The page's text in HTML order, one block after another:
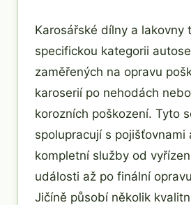
Karosářské dílny a lakovny
specifickou kategorii
zaměřených na opravu
karoserií po nehodách
korozních poškození. Tyto
spolupracují s pojišťovnami
kompletní služby od
události až po finální
Jičíně působí několik